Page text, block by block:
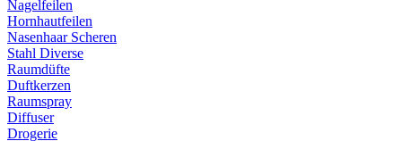
Nagelfeilen
Hornhautfeilen
Nasenhaar Scheren
Stahl Diverse
Raumdüfte
Duftkerzen
Raumspray
Diffuser
Drogerie